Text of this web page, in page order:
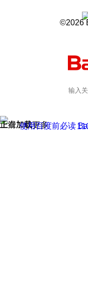
©2026
正在加载
上滑加载更多
使用百度前必读京